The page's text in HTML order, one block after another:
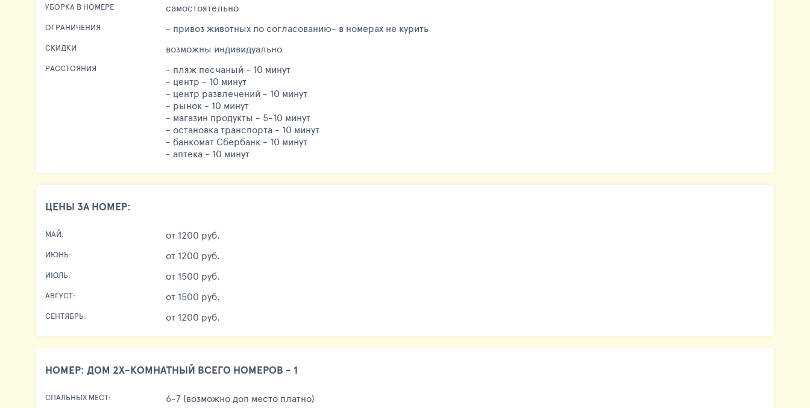
УБОРКА В НОМЕРЕ самостоятельно
ОГРАНИЧЕНИЯ - привоз животных по согласованию- в номерах не курить
СКИДКИ возможны индивидуально
РАССТОЯНИЯ
- пляж песчаный - 10 минут
- центр - 10 минут
- центр развлечений - 10 минут
- рынок - 10 минут
- магазин продукты - 5-10 минут
- остановка транспорта - 10 минут
- банкомат Сбербанк - 10 минут
- аптека - 10 минут
ЦЕНЫ ЗА НОМЕР:
МАЙ: от 1200 руб.
ИЮНЬ: от 1200 руб.
ИЮЛЬ: от 1500 руб.
АВГУСТ: от 1500 руб.
СЕНТЯБРЬ: от 1200 руб.
НОМЕР: ДОМ 2Х-КОМНАТНЫЙ ВСЕГО НОМЕРОВ - 1
СПАЛЬНЫХ МЕСТ: 6-7 (возможно доп место платно)